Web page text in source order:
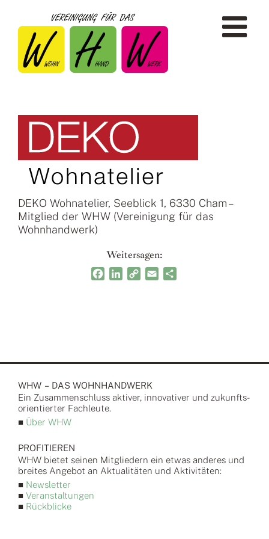
springen
DEKO Wohnatelier, Seeblick 1, 6330 Cham –
Mitglied der WHW (Vereinigung für das
Wohnhandwerk)
Weitersagen:
Facebook
LinkedIn
Copy
Email
WHW – DAS WOHNHANDWERK
Ein Zusammen­schluss aktiver, inno­vativer und zukunfts­
orientierter Fach­leute.
■ Über WHW
PROFITIEREN
WHW bietet seinen Mitgliedern ein etwas anderes und
breites Angebot an Aktualitäten und Aktivitäten:
■ Newsletter
■ Veranstaltungen
■ Rückblicke